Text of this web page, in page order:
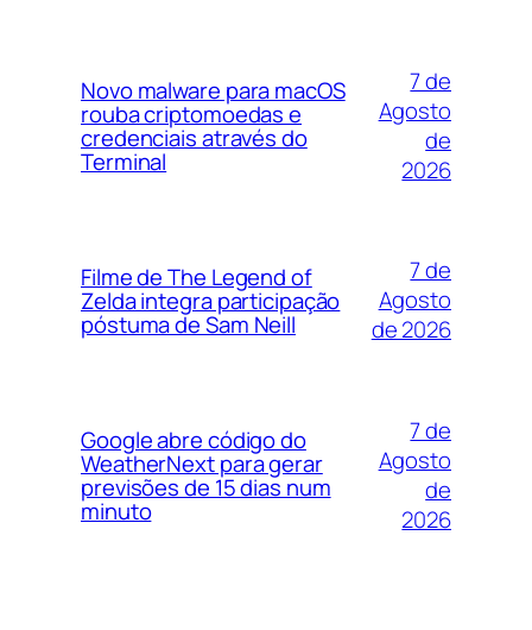
Novo malware para macOS
rouba criptomoedas e
credenciais através do
Terminal
7 de
Agosto
de
2026
Filme de The Legend of
Zelda integra participação
póstuma de Sam Neill
7 de
Agosto
de 2026
Google abre código do
WeatherNext para gerar
previsões de 15 dias num
minuto
7 de
Agosto
de
2026